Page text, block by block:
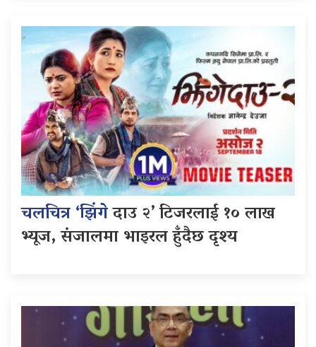
चलचित्र ‘झिंगेदाउ २’ टिजरलाई १० लाख
भ्यूज, संजालमा भाइरल हुँदैछ दृश्य